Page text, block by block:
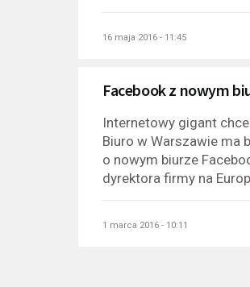
16 maja 2016 - 11:45
Facebook z nowym
Internetowy gigant
Biuro w Warszawie ma
o nowym biurze
dyrektora firmy na
1 marca 2016 - 10:11